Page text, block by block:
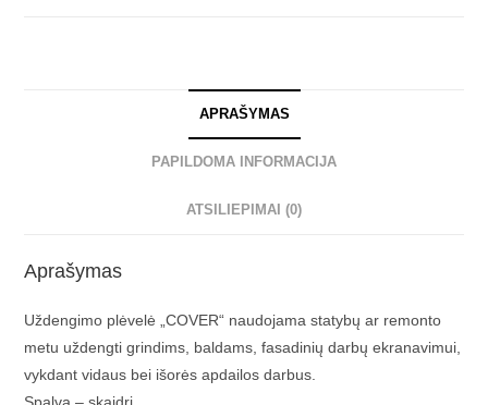
APRAŠYMAS
PAPILDOMA INFORMACIJA
ATSILIEPIMAI (0)
Aprašymas
Uždengimo plėvelė „COVER“ naudojama statybų ar remonto
metu uždengti grindims, baldams, fasadinių darbų ekranavimui,
vykdant vidaus bei išorės apdailos darbus.